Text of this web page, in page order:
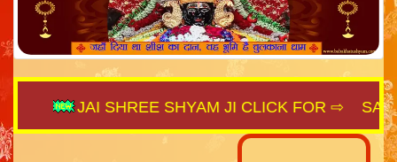
JAI SHREE SHYAM JI CLICK FOR ⇨